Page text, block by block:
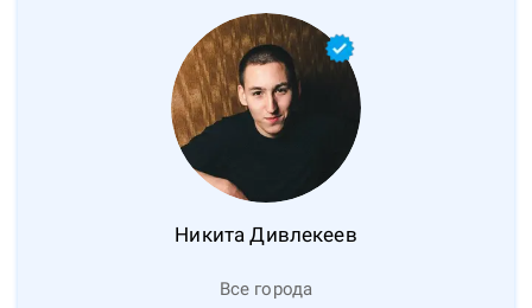
Никита Дивлекеев
Все города